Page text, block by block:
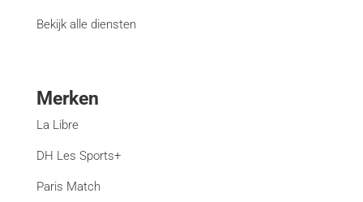
Bekijk alle diensten
Merken
La Libre
DH Les Sports+
Paris Match